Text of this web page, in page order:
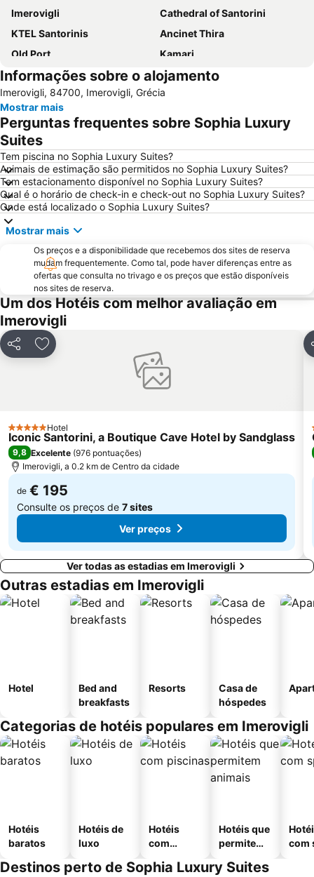
Imerovigli
Cathedral of Santorini
KTEL Santorinis
Ancinet Thira
Old Port
Kamari
Perissa Beach
Armeni
Kokkini Paralia - Red Beach
Mylopotas Beach
Traditional Settlement of Thira
Athinios Fery Port
Monolithos Beach
Informações sobre o alojamento
Imerovigli, 84700, Imerovigli, Grécia
Mostrar mais
Perguntas frequentes sobre Sophia Luxury
Suites
Tem piscina no Sophia Luxury Suites?
Animais de estimação são permitidos no Sophia Luxury Suites?
Tem estacionamento disponível no Sophia Luxury Suites?
Qual é o horário de check-in e check-out no Sophia Luxury Suites?
Onde está localizado o Sophia Luxury Suites?
Mostrar mais
Os preços e a disponibilidade que recebemos dos sites de reserva
mudam frequentemente. Como tal, pode haver diferenças entre as
ofertas que consulta no trivago e os preços que estão disponíveis
nos sites de reserva.
Um dos Hotéis com melhor avaliação em
Imerovigli
PartilharAdicionar aos favoritos
5 EstrelasHotel
Iconic Santorini, a Boutique Cave Hotel by Sandglass
9,8 Excelente (976 pontuações)
Imerovigli, a 0.2 km de Centro da cidade
de € 195
Consulte os preços de 7 sites
Ver preços
Ver todas as estadias em Imerovigli
Outras estadias em Imerovigli
Hotel
Bed and
breakfasts
Resorts
Casa de
hóspedes
Categorias de hotéis populares em Imerovigli
Hotéis
baratos
Hotéis de
luxo
Hotéis
com
Hotéis que
permitem
com
Destinos perto de Sophia Luxury Suites